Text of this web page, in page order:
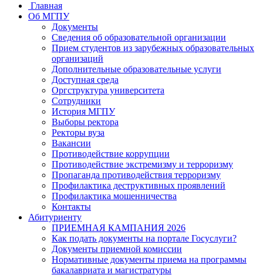
Главная
Об МГПУ
Документы
Сведения об образовательной организации
Прием студентов из зарубежных образовательных
организаций
Дополнительные образовательные услуги
Доступная среда
Оргструктура университета
Сотрудники
История МГПУ
Выборы ректора
Ректоры вуза
Вакансии
Противодействие коррупции
Противодействие экстремизму и терроризму
Пропаганда противодействия терроризму
Профилактика деструктивных проявлений
Профилактика мошенничества
Контакты
Абитуриенту
ПРИЕМНАЯ КАМПАНИЯ 2026
Как подать документы на портале Госуслуги?
Документы приемной комиссии
Нормативные документы приема на программы
бакалавриата и магистратуры